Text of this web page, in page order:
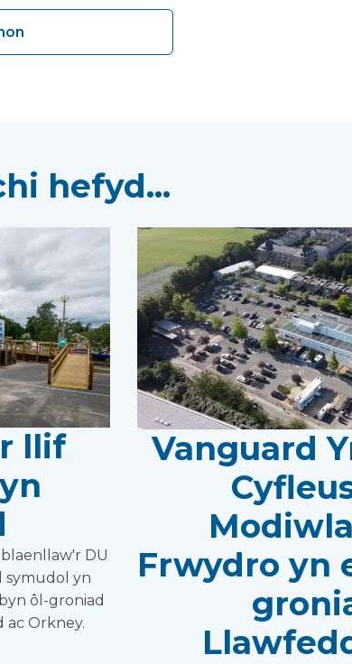
hefyd...
llif
DU
symudol yn
ôl-groniad
ac Orkney.
Vanguard
Frwydro yn